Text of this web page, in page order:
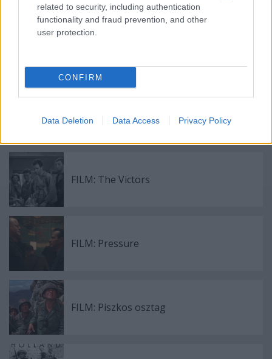
related to security, including authentication
functionality and fraud prevention, and other
user protection.
CONFIRM
Data Deletion Data Access Privacy Policy
vilaghaboru
anzac
FILM: The Victors
FILM: Pressure
FILM: Piszkos osztag